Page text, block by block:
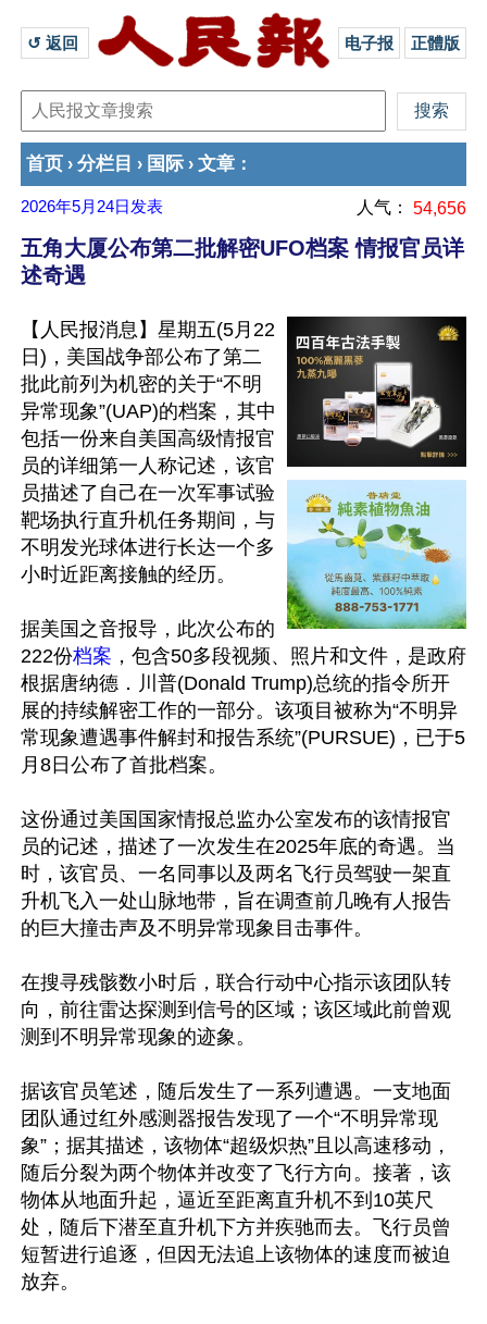
↺ 返回 电子报 正體版
首页 › 分栏目 › 国际 › 文章 ：
2026年5月24日 发表 人气： 54,656
五角大厦公布第二批解密UFO档案 情报官员详
述奇遇
【人民报消息】星期五(5月22
日)，美国战争部公布了第二
批此前列为机密的关于“不明
异常现象”(UAP)的档案，其中
包括一份来自美国高级情报官
员的详细第一人称记述，该官
员描述了自己在一次军事试验
靶场执行直升机任务期间，与
不明发光球体进行长达一个多
小时近距离接触的经历。
据美国之音报导，此次公布的
222份档案 ，包含50多段视频、照片和文件，是政府
根据唐纳德．川普(Donald Trump)总统的指令所开
展的持续解密工作的一部分。该项目被称为“不明异
常现象遭遇事件解封和报告系统”(PURSUE)，已于5
月8日公布了首批档案。
这份通过美国国家情报总监办公室发布的该情报官
员的记述，描述了一次发生在2025年底的奇遇。当
时，该官员、一名同事以及两名飞行员驾驶一架直
升机飞入一处山脉地带，旨在调查前几晚有人报告
的巨大撞击声及不明异常现象目击事件。
在搜寻残骸数小时后，联合行动中心指示该团队转
向，前往雷达探测到信号的区域；该区域此前曾观
测到不明异常现象的迹象。
据该官员笔述，随后发生了一系列遭遇。一支地面
团队通过红外感测器报告发现了一个“不明异常现
象”；据其描述，该物体“超级炽热”且以高速移动，
随后分裂为两个物体并改变了飞行方向。接著，该
物体从地面升起，逼近至距离直升机不到10英尺
处，随后下潜至直升机下方并疾驰而去。飞行员曾
短暂进行追逐，但因无法追上该物体的速度而被迫
放弃。